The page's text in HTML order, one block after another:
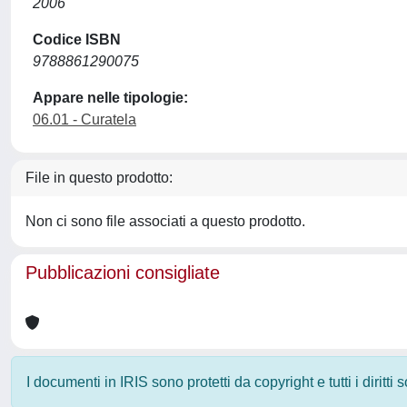
2006
Codice ISBN
9788861290075
Appare nelle tipologie:
06.01 - Curatela
File in questo prodotto:
Non ci sono file associati a questo prodotto.
Pubblicazioni consigliate
I documenti in IRIS sono protetti da copyright e tutti i diritti